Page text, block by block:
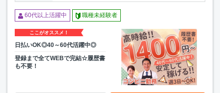
60代以上活躍中 職種未経験者
ここがオススメ！
日払いOK◎40～60代活躍中◎
登録まで全てWEBで完結☆履歴書
も不要！